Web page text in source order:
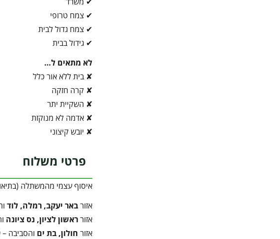
✔ צמח טרופי
✔ צמח גדול לבית
✔ גידול בבית
לא מתאים ל…
✘ בית ללא אור כלל
✘ קרה חזקה
✘ השקיית יתר
✘ אדמה לא מנוקזת
✘ יובש קיצוני
פרטי משלוח
איסוף עצמי מהמשתלה
אזורבאר יעקב, רמלה, לוד
אזורראשון לציון, נס ציונה
אזור חולון, בת ים והסביבה – 79 ₪